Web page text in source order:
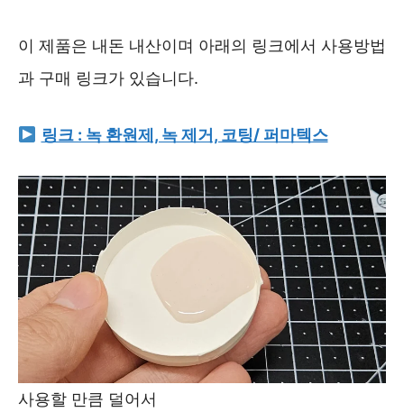
이 제품은 내돈 내산이며 아래의 링크에서 사용방법
과 구매 링크가 있습니다.
링크 : 녹 환원제, 녹 제거, 코팅/ 퍼마텍스
사용할 만큼 덜어서